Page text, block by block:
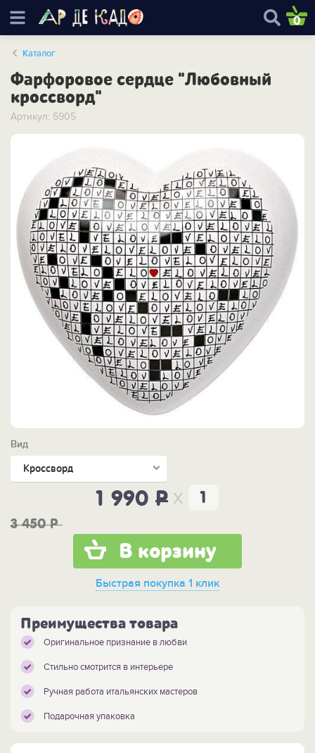
0
Каталог
Фарфоровое сердце "Любовный
кроссворд"
Артикул: 5905
Вид
Кроссворд
1 990 P x
3 450P
В корзину
Быстрая покупка 1 клик
Преимущества товара
Оригинальное признание в любви
Стильно смотрится в интерьере
Ручная работа итальянских мастеров
Подарочная упаковка